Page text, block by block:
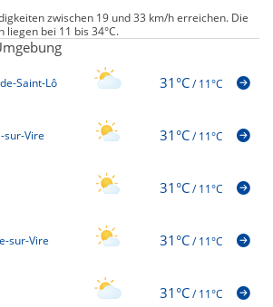
zwischen 19 und 33 km/h erreichen. Die
bei 11 bis 34°C.
Saint-Lô 31°C/11°C
sur-Vire 31°C/11°C
31°C/11°C
sur-Vire 31°C/11°C
31°C/11°C